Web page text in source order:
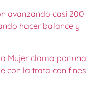
avanzando casi 200
hacer balance y
Mujer clama por una
con la trata con fines